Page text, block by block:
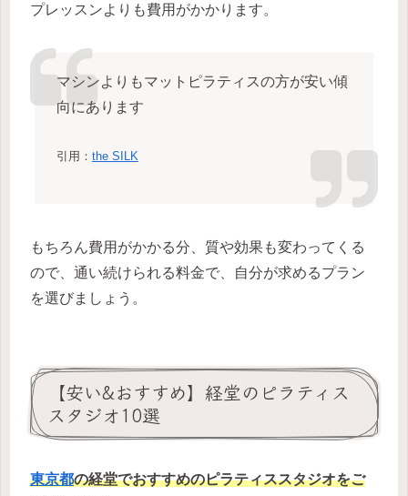
プレッスンよりも費用がかかります。
マシンよりもマットピラティスの方が安い傾
向にあります
引用： the SILK
もちろん費用がかかる分、質や効果も変わってくる
ので、通い続けられる料金で、自分が求めるプラン
を選びましょう。
【安い&おすすめ】経堂のピラティス
スタジオ10選
東京都の経堂でおすすめのピラティススタジオをご